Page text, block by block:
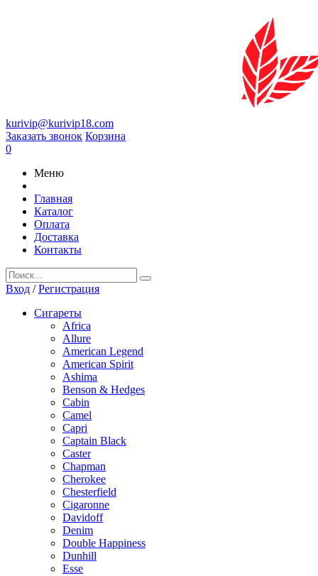
kurivip@kurivip18.com
Заказать звонок Корзина
0
Меню
Главная
Каталог
Оплата
Доставка
Контакты
Вход /Регистрация
Сигареты
Africa
Allure
American Legend
American Spirit
Ashima
Benson & Hedges
Cabin
Camel
Capri
Captain Black
Caster
Chapman
Cherokee
Chesterfield
Cigaronne
Davidoff
Denim
Double Happiness
Dunhill
Esse